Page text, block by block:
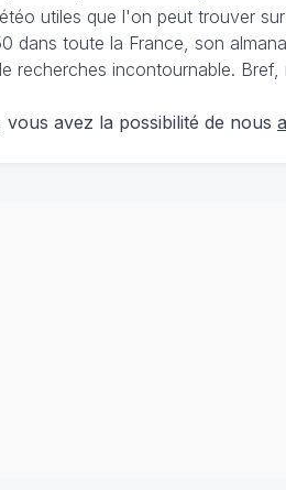
utiles que l'on peut trouver
dans toute la France, son
recherches incontournable.
avez la possibilité de nous